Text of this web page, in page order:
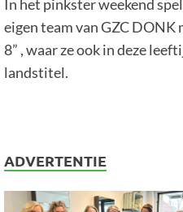
In het pinkster weekend
eigen team van GZC DONK
8” , waar ze ook in deze
landstitel.
ADVERTENTIE